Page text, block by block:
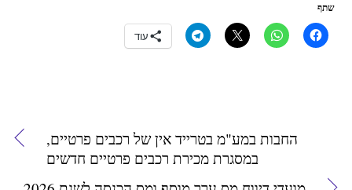
שתף
עוד
החבות במע"מ בטרייד אין של רכבים פרטיים,
במסגרת מכירת רכבים פרטיים חדשים